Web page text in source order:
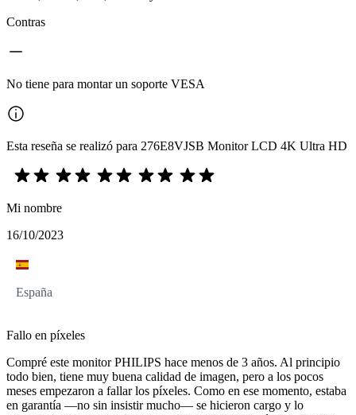
Contras
No tiene para montar un soporte VESA
Esta reseña se realizó para 276E8VJSB Monitor LCD 4K Ultra HD
Mi nombre
16/10/2023
España
Fallo en píxeles
Compré este monitor PHILIPS hace menos de 3 años. Al principio
todo bien, tiene muy buena calidad de imagen, pero a los pocos
meses empezaron a fallar los píxeles. Como en ese momento, estaba
en garantía —no sin insistir mucho— se hicieron cargo y lo